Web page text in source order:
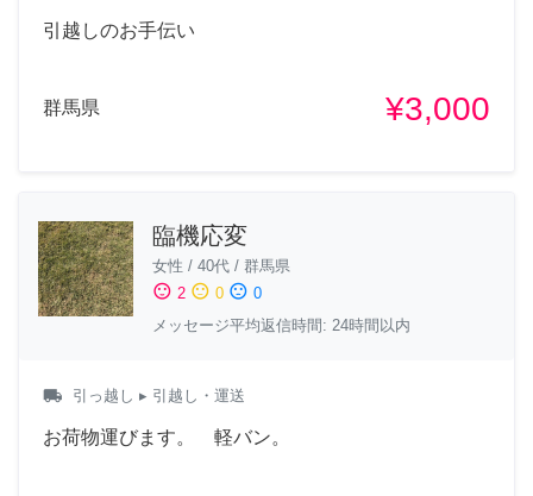
引越しのお手伝い
群馬県 ¥3,000
臨機応変
女性 / 40代 / 群馬県
sentiment_satisfied 2 sentiment_neutral 0 sentiment_dissatisfied 0
メッセージ平均返信時間: 24時間以内
local_shipping 引っ越し ▸ 引越し・運送
お荷物運びます。 軽バン。